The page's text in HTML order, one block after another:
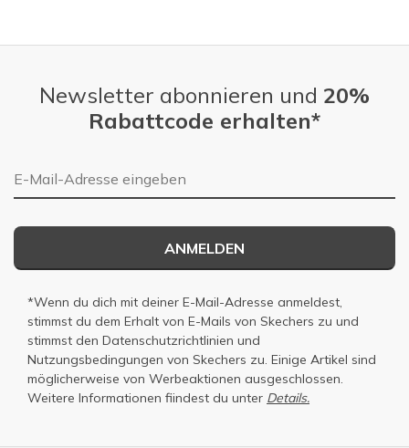
Newsletter abonnieren und 20%
Rabattcode erhalten*
E-Mail-Adresse
ANMELDEN
*Wenn du dich mit deiner E-Mail-Adresse anmeldest,
stimmst du dem Erhalt von E-Mails von Skechers zu und
stimmst den Datenschutzrichtlinien und
Nutzungsbedingungen von Skechers zu. Einige Artikel sind
möglicherweise von Werbeaktionen ausgeschlossen.
Weitere Informationen fiindest du unter Details.